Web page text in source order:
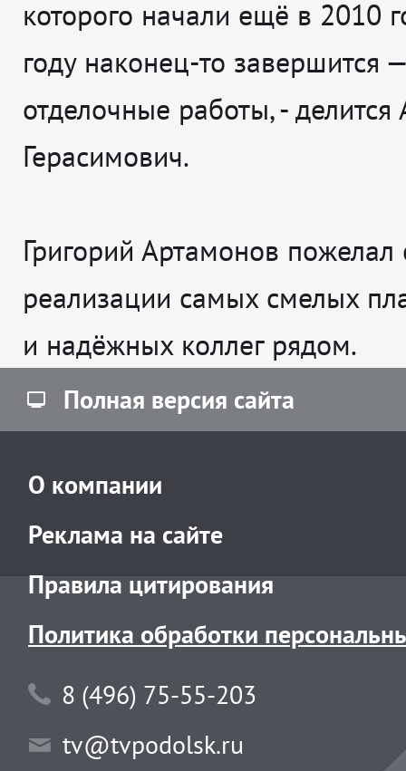
которого начали ещё в 2010
году наконец-то завершится
отделочные работы, - делится
Герасимович.
Григорий Артамонов пожелал
реализации самых смелых
и надёжных коллег рядом.
Полная версия сайта
О компании
Реклама на сайте
Правила цитирования
Политика обработки
8 (496) 75-55-203
tv@tvpodolsk.ru